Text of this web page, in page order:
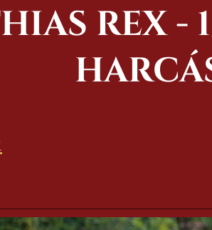
REX -